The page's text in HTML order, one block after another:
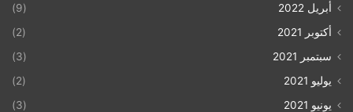
أبريل 2022
(9)
أكتوبر 2021
(2)
سبتمبر 2021
(3)
يوليو 2021
(2)
يونيو 2021
(3)